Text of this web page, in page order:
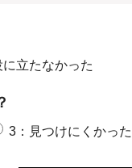
立たなかった
3：見つけにくかった